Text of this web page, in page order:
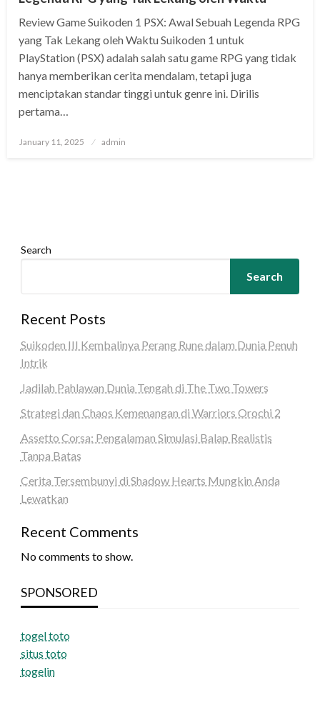
Review Game Suikoden 1 PSX: Awal Sebuah Legenda RPG
yang Tak Lekang oleh Waktu Suikoden 1 untuk
PlayStation (PSX) adalah salah satu game RPG yang tidak
hanya memberikan cerita mendalam, tetapi juga
menciptakan standar tinggi untuk genre ini. Dirilis
pertama…
Posted
January 11, 2025 admin
Search
Search
Recent Posts
Suikoden III Kembalinya Perang Rune dalam Dunia Penuh
Intrik
Jadilah Pahlawan Dunia Tengah di The Two Towers
Strategi dan Chaos Kemenangan di Warriors Orochi 2
Assetto Corsa: Pengalaman Simulasi Balap Realistis
Tanpa Batas
Cerita Tersembunyi di Shadow Hearts Mungkin Anda
Lewatkan
Recent Comments
No comments to show.
SPONSORED
togel toto
situs toto
togelin